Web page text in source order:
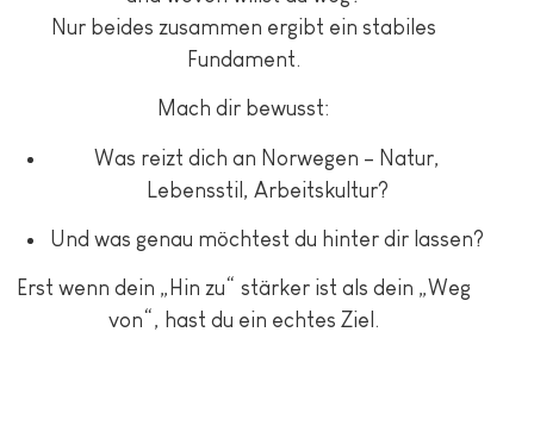
Nur beides zusammen ergibt ein stabiles
Fundament.
Mach dir bewusst:
Was reizt dich an Norwegen – Natur,
Lebensstil, Arbeitskultur?
Und was genau möchtest du hinter dir lassen?
Erst wenn dein „Hin zu“ stärker ist als dein „Weg
von“, hast du ein echtes Ziel.